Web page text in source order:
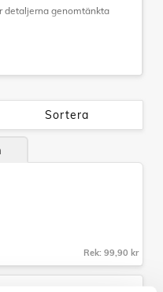
detaljerna genomtänkta
Fast TSA-lås.
Volym 63-73L
Volym 100-113L
Sortera
Rek: 99,90 kr